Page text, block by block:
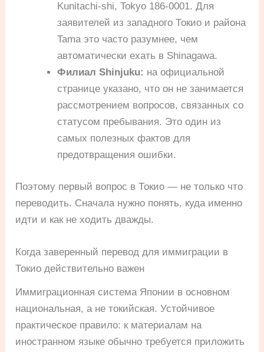
Kunitachi-shi, Tokyo 186-0001. Для
заявителей из западного Токио и района
Tama это часто разумнее, чем
автоматически ехать в Shinagawa.
Филиал Shinjuku: на официальной
странице указано, что он не занимается
рассмотрением вопросов, связанных со
статусом пребывания. Это один из
самых полезных фактов для
предотвращения ошибки.
Поэтому первый вопрос в Токио — не только что
переводить. Сначала нужно понять, куда именно
идти и как не ходить дважды.
Когда заверенный перевод для иммиграции в
Токио действительно важен
Иммиграционная система Японии в основном
национальная, а не токийская. Устойчивое
практическое правило: к материалам на
иностранном языке обычно требуется приложить